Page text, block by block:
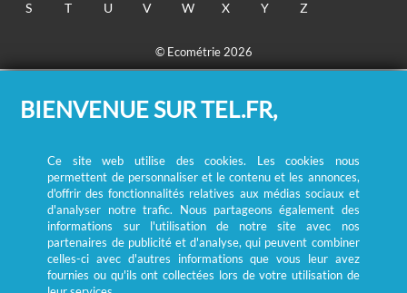
S
T U V W X Y Z
© Ecométrie 2026
BIENVENUE SUR TEL.FR,
Ce site web utilise des cookies. Les cookies nous
permettent de personnaliser et le contenu et les annonces,
d'offrir des fonctionnalités relatives aux médias sociaux et
d'analyser notre trafic. Nous partageons également des
informations sur l'utilisation de notre site avec nos
partenaires de publicité et d'analyse, qui peuvent combiner
celles-ci avec d'autres informations que vous leur avez
fournies ou qu'ils ont collectées lors de votre utilisation de